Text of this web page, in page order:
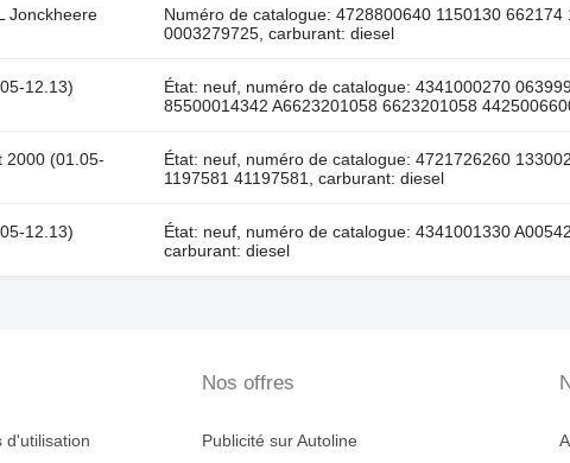
Jonckheere
Numéro de catalogue: 4728800640 1150130
0003279725, carburant: diesel
12.13)
État: neuf, numéro de catalogue: 4341000270
85500014342 A6623201058 6623201058
2000 (01.05-
État: neuf, numéro de catalogue: 4721726260
1197581 41197581, carburant: diesel
12.13)
État: neuf, numéro de catalogue: 4341001330
carburant: diesel
d'utilisation
Nos offres
Publicité sur Autoline